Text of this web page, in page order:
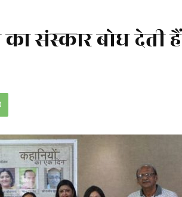
संस्कार बोध देती हैं